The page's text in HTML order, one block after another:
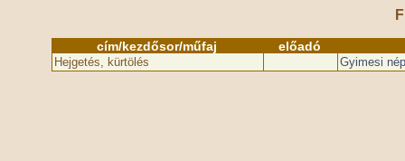
cím/kezdősor/műfaj előadó
Hejgetés, kürtölés Gyimesi